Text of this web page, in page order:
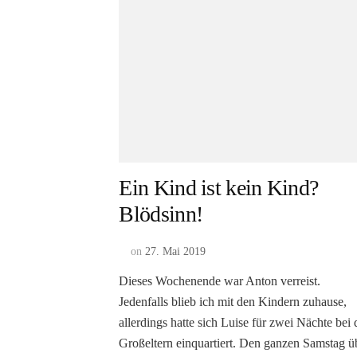
Ein Kind ist kein Kind?
Blödsinn!
on 27. Mai 2019
Dieses Wochenende war Anton verreist.
Jedenfalls blieb ich mit den Kindern zuhause,
allerdings hatte sich Luise für zwei Nächte bei
Großeltern einquartiert. Den ganzen Samstag